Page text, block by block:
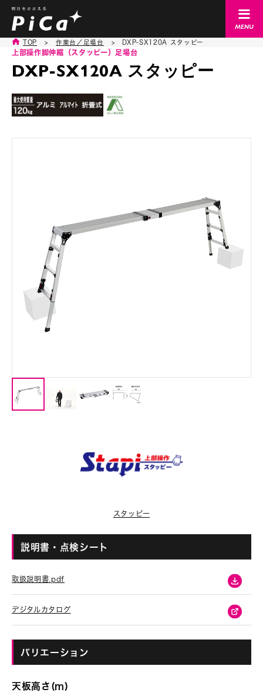
TOP > 作業台／足場台 > DXP-SX120A スタッピー
DXP-SX120A スタッピー
上部操作脚伸縮（スタッピー） 足場台
スタッピー
説明書・点検シート
取扱説明書.pdf
デジタルカタログ
バリエーション
天板高さ(m)